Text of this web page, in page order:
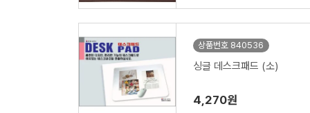
상품번호 840536
싱글 데스크패드 (소)
4,270원